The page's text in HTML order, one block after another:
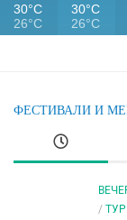
30°C
26°C
30°C
26°C
ФЕСТИВАЛИ И
/